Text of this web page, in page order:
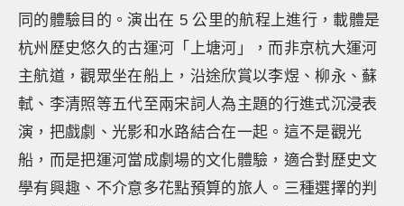
同的體驗目的。演出在 5 公里的航程上進行，載體是
杭州歷史悠久的古運河「上塘河」，而非京杭大運河
主航道，觀眾坐在船上，沿途欣賞以李煜、柳永、蘇
軾、李清照等五代至兩宋詞人為主題的行進式沉浸表
演，把戲劇、光影和水路結合在一起。這不是觀光
船，而是把運河當成劇場的文化體驗，適合對歷史文
學有興趣、不介意多花點預算的旅人。三種選擇的判